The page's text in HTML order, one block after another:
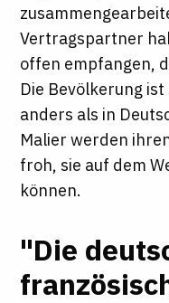
Vertragspartner
offen empfangen,
Die Bevölkerung
anders als in
Malier werden
froh, sie auf dem
können.
"Die